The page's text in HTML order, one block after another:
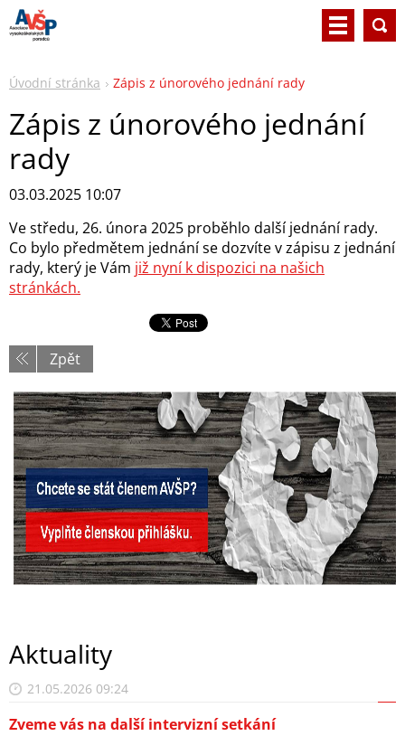
Úvodní stránka Zápis z únorového jednání rady
Zápis z únorového jednání
rady
03.03.2025 10:07
Ve středu, 26. února 2025 proběhlo další jednání rady.
Co bylo předmětem jednání se dozvíte v zápisu z jednání
rady, který je Vám již nyní k dispozici na našich
stránkách.
Zpět
Aktuality
21.05.2026 09:24
Zveme vás na další intervizní setkání